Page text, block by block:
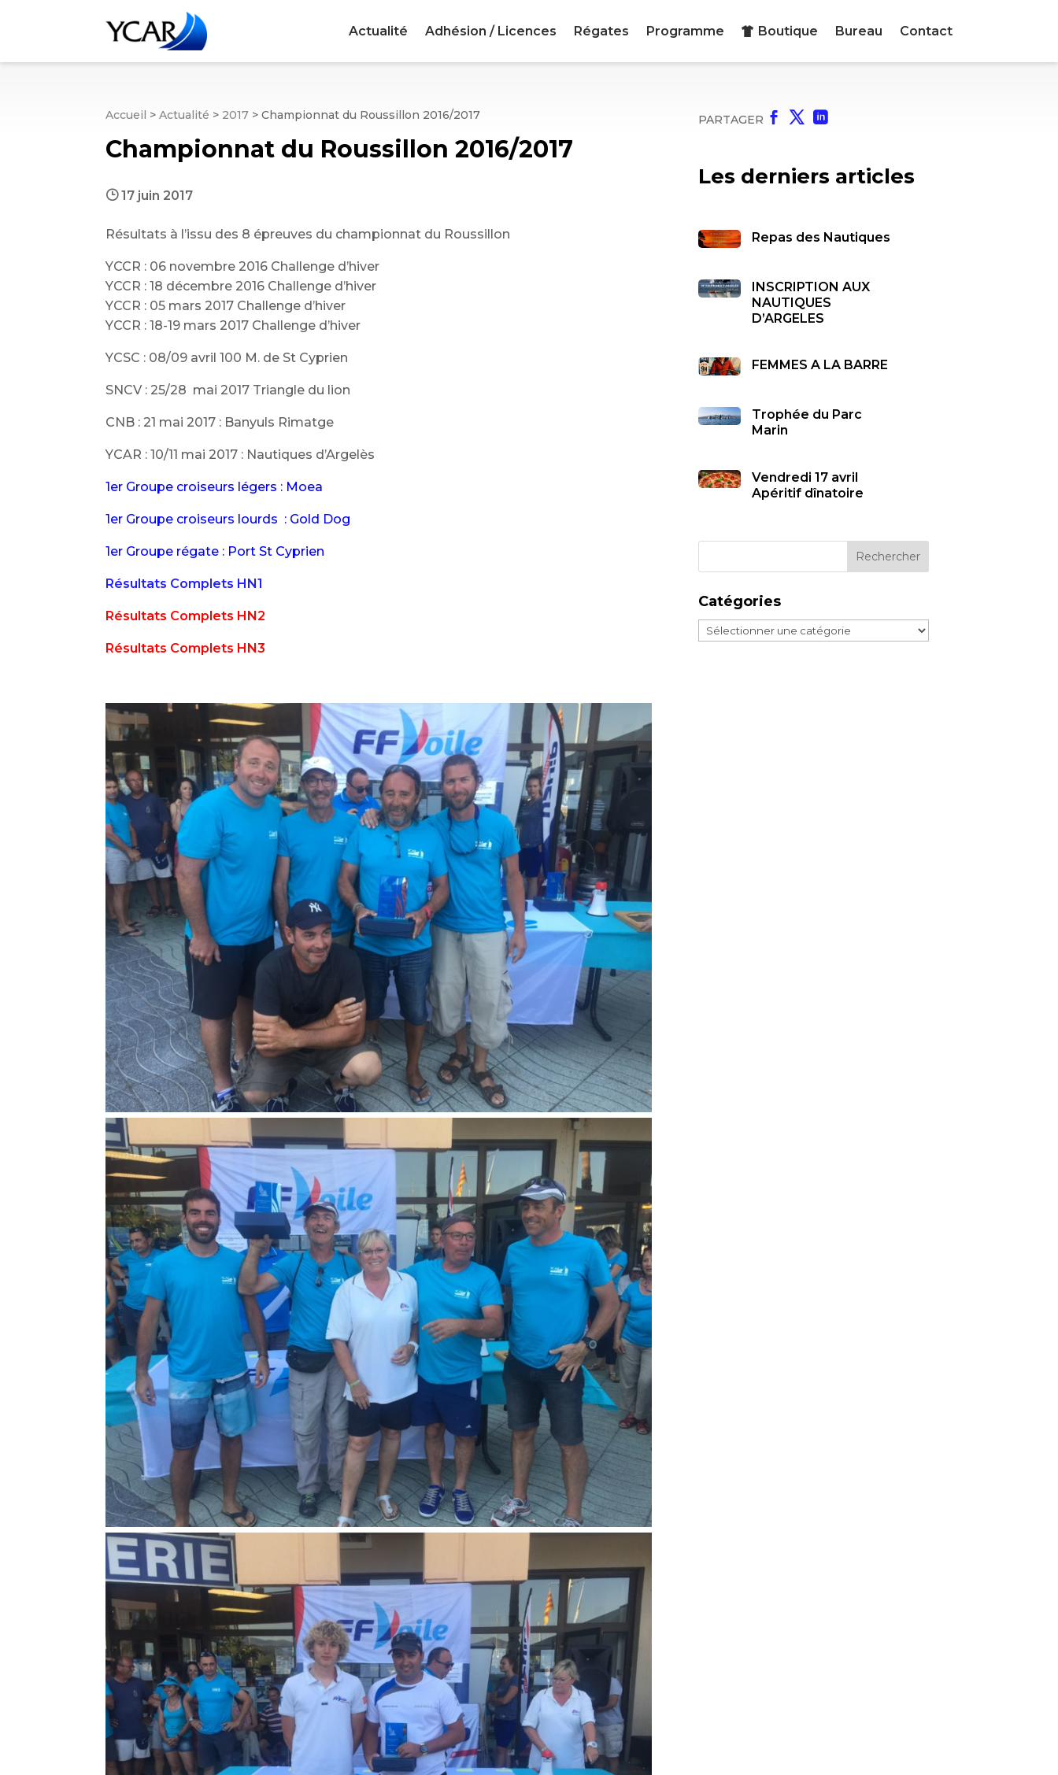
Actualité Adhésion / Licences Régates Programme Boutique Bureau Contact
Accueil >Actualité > 2017 >Championnat du Roussillon 2016/2017
Championnat du Roussillon 2016/2017
}17 juin 2017
Résultats à l’issu des 8 épreuves du championnat du Roussillon
YCCR : 06 novembre 2016 Challenge d’hiver
YCCR : 18 décembre 2016 Challenge d’hiver
YCCR : 05 mars 2017 Challenge d’hiver
YCCR : 18-19 mars 2017 Challenge d’hiver
YCSC : 08/09 avril 100 M. de St Cyprien
SNCV : 25/28 mai 2017 Triangle du lion
CNB : 21 mai 2017 : Banyuls Rimatge
YCAR : 10/11 mai 2017 : Nautiques d’Argelès
1er Groupe croiseurs légers : Moea
1er Groupe croiseurs lourds : Gold Dog
1er Groupe régate : Port St Cyprien
Résultats Complets HN1
Résultats Complets HN2
Résultats Complets HN3
PARTAGER   
Les derniers articles
Repas des Nautiques
INSCRIPTION AUX
NAUTIQUES
D’ARGELES
FEMMES A LA BARRE
Trophée du Parc
Marin
Vendredi 17 avril
Apéritif dînatoire
Catégories
Catégories